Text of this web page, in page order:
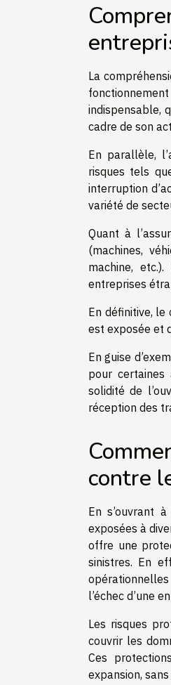
La
indispensable,
cadre de son
En parallèle,
risques tels
interruption
variété de
Quant à
(machines,
machine,
entreprises
En définitive, le
est exposée et
En guise
pour
solidité de
réception des
contre
En s’ouvrant
exposées à
offre une
sinistres. En
l’échec d’une
Les risques
couvrir les
Ces
expansion,